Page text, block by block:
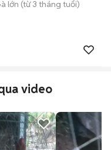
lớn (từ 3 tháng tuổi)
video